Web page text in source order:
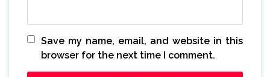
Save my name, email, and website in this
browser for the next time I comment.